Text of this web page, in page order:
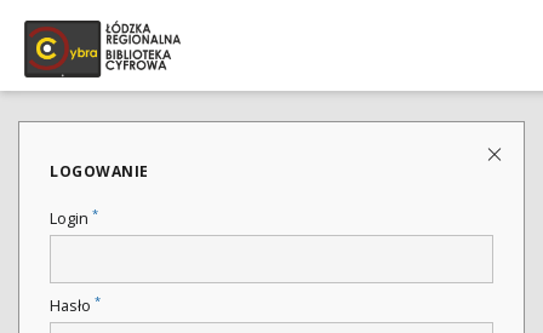
LOGOWANIE
Login *
Hasło *